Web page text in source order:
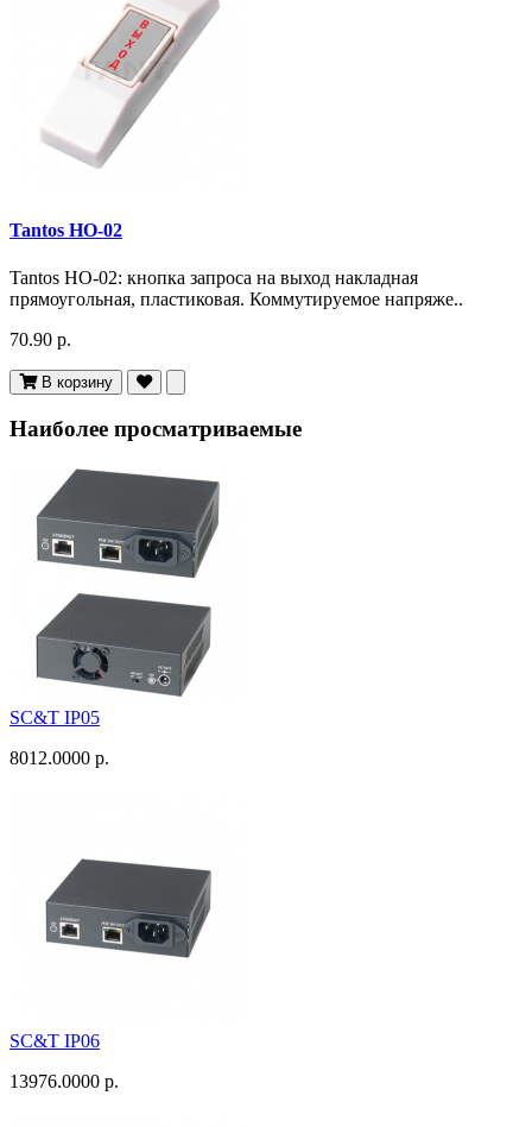
Tantos HO-02
Tantos HO-02: кнопка запроса на выход накладная
прямоугольная, пластиковая. Коммутируемое напряже..
70.90 р.
В корзину
Наиболее просматриваемые
SC&T IP05
8012.0000 р.
SC&T IP06
13976.0000 р.